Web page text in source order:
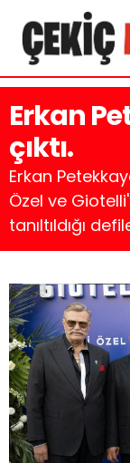
Erkan
çıktı.
Erkan
Özel ve
tanıltıldığı